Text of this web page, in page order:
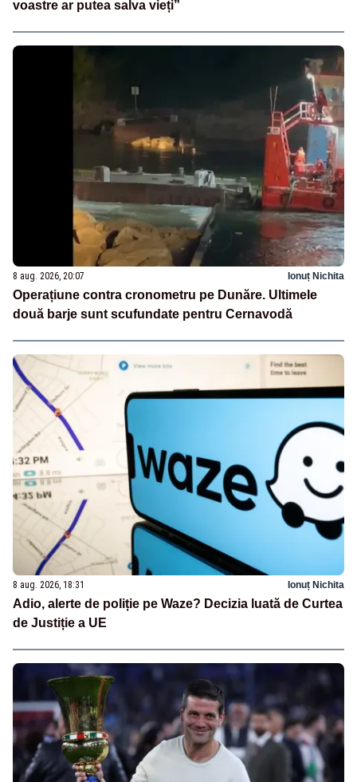
voastre ar putea salva vieți”
8 aug. 2026, 20:07 Ionuț Nichita
Operațiune contra cronometru pe Dunăre. Ultimele
două barje sunt scufundate pentru Cernavodă
8 aug. 2026, 18:31 Ionuț Nichita
Adio, alerte de poliție pe Waze? Decizia luată de Curtea
de Justiție a UE